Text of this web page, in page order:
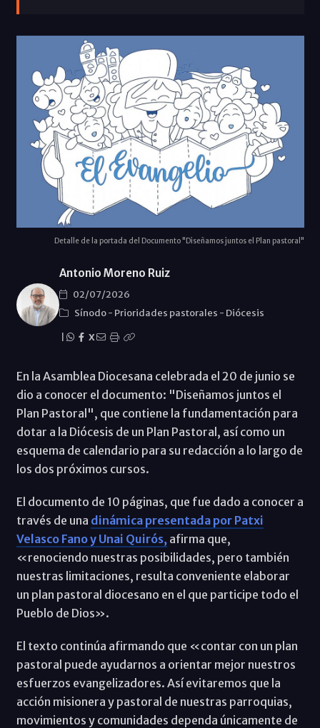
Detalle de la portada del Documento "Diseñamos juntos el Plan pastoral"
Antonio Moreno Ruiz
02/07/2026
Sínodo- Prioridades pastorales - Diócesis
X
En la Asamblea Diocesana celebrada el 20 de junio se
dio a conocer el documento: "Diseñamos juntos el
Plan Pastoral", que contiene la fundamentación para
dotar a la Diócesis de un Plan Pastoral, así como un
esquema de calendario para su redacción a lo largo de
los dos próximos cursos.
El documento de 10 páginas, que fue dado a conocer a
través de una dinámica presentada por Patxi
Velasco Fano y Unai Quirós, afirma que,
«renociendo nuestras posibilidades, pero también
nuestras limitaciones, resulta conveniente elaborar
un plan pastoral diocesano en el que participe todo el
Pueblo de Dios».
El texto continúa afirmando que «contar con un plan
pastoral puede ayudarnos a orientar mejor nuestros
esfuerzos evangelizadores. Así evitaremos que la
acción misionera y pastoral de nuestras parroquias,
movimientos y comunidades dependa únicamente de